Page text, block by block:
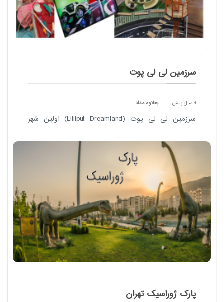
سرزمین لی لی پوت
9 سال پیش بعلاوه مداد
سرزمین لی لی پوت (Lilliput Dreamland) اولین شهر
پارک ژوراسیک تهران